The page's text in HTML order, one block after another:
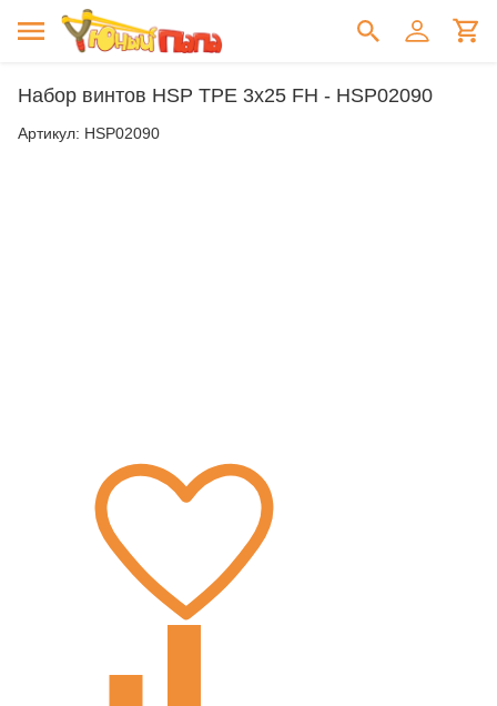
Набор винтов HSP TPE 3x25 FH - HSP02090
Артикул: HSP02090